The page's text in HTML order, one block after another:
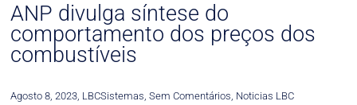
ANP divulga síntese do
comportamento dos preços dos
combustíveis
Agosto 8, 2023, LBCSistemas, Sem Comentários, Noticias LBC